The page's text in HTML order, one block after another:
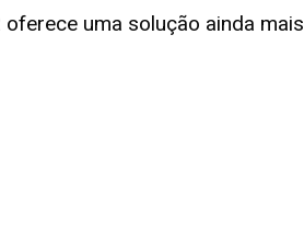
uma solução ainda mais